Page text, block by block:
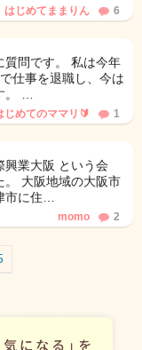
はじめてままりん 6
質問です。 私は今年
仕事を退職し、今は
。 …
じめてのママリ🔰 1
興業大阪 という会
。 大阪地域の大阪市
市に住…
momo 2